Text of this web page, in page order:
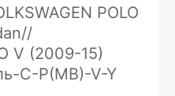
POLO
V (2009-15)
C-P(MB)-V-Y